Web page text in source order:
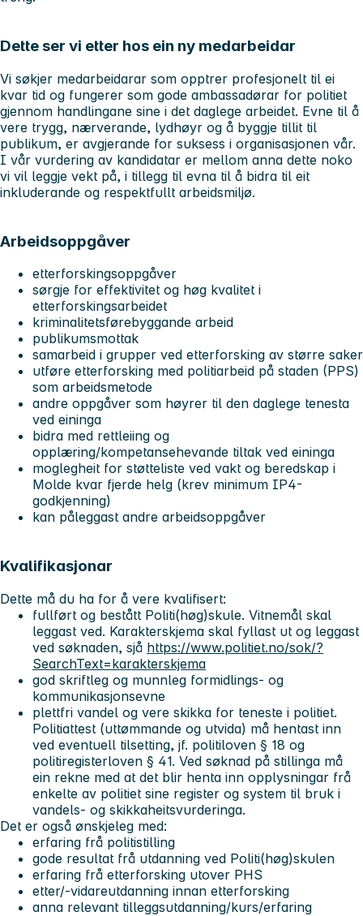
Dette ser vi etter hos ein ny medarbeidar
Vi søkjer medarbeidarar som opptrer profesjonelt til ei
kvar tid og fungerer som gode ambassadørar for politiet
gjennom handlingane sine i det daglege arbeidet. Evne til å
vere trygg, nærverande, lydhøyr og å byggje tillit til
publikum, er avgjerande for suksess i organisasjonen vår.
I vår vurdering av kandidatar er mellom anna dette noko
vi vil leggje vekt på, i tillegg til evna til å bidra til eit
inkluderande og respektfullt arbeidsmiljø.
Arbeidsoppgåver
etterforskingsoppgåver
sørgje for effektivitet og høg kvalitet i
etterforskingsarbeidet
kriminalitetsførebyggande arbeid
publikumsmottak
samarbeid i grupper ved etterforsking av større saker
utføre etterforsking med politiarbeid på staden (PPS)
som arbeidsmetode
andre oppgåver som høyrer til den daglege tenesta
ved eininga
bidra med rettleiing og
opplæring/kompetansehevande tiltak ved eininga
moglegheit for støtteliste ved vakt og beredskap i
Molde kvar fjerde helg (krev minimum IP4-
godkjenning)
kan påleggast andre arbeidsoppgåver
Kvalifikasjonar
Dette må du ha for å vere kvalifisert:
fullført og bestått Politi(høg)skule. Vitnemål skal
leggast ved. Karakterskjema skal fyllast ut og leggast
ved søknaden, sjå https://www.politiet.no/sok/?
SearchText=karakterskjema
god skriftleg og munnleg formidlings- og
kommunikasjonsevne
plettfri vandel og vere skikka for teneste i politiet.
Politiattest (uttømmande og utvida) må hentast inn
ved eventuell tilsetting, jf. politiloven § 18 og
politiregisterloven § 41. Ved søknad på stillinga må
ein rekne med at det blir henta inn opplysningar frå
enkelte av politiet sine register og system til bruk i
vandels- og skikkaheitsvurderinga.
Det er også ønskjeleg med:
erfaring frå politistilling
gode resultat frå utdanning ved Politi(høg)skulen
erfaring frå etterforsking utover PHS
etter/-vidareutdanning innan etterforsking
anna relevant tilleggsutdanning/kurs/erfaring